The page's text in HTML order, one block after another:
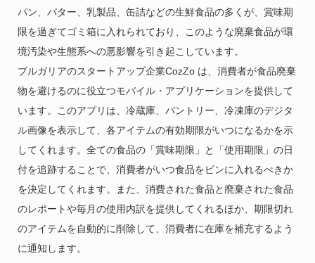
パン、バター、乳製品、缶詰などの生鮮食品の多くが、賞味期
限を過ぎてゴミ箱に入れられており、このような廃棄食品が環
境汚染や生態系への悪影響を引き起こしています。
ブルガリアのスタートアップ企業CozZo は、消費者が食品廃棄
物を避けるのに役立つモバイル・アプリケーションを提供して
います。このアプリは、冷蔵庫、パントリー、冷凍庫のデジタ
ル画像を表示して、各アイテムの有効期限がいつになるかを示
してくれます。全ての食品の「賞味期限」と「使用期限」の日
付を追跡することで、消費者がいつ食品をビンに入れるべきか
を決定してくれます。また、消費された食品と廃棄された食品
のレポートや毎月の使用内訳を提供してくれるほか、期限切れ
のアイテムを自動的に削除して、消費者に在庫を補充するよう
に通知します。